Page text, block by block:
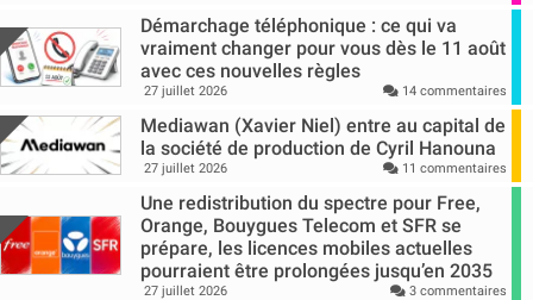
Démarchage téléphonique : ce qui va
vraiment changer pour vous dès le 11 août
avec ces nouvelles règles
27 juillet 2026 14 commentaires
Mediawan (Xavier Niel) entre au capital de
la société de production de Cyril Hanouna
27 juillet 2026 11 commentaires
Une redistribution du spectre pour Free,
Orange, Bouygues Telecom et SFR se
prépare, les licences mobiles actuelles
pourraient être prolongées jusqu’en 2035
27 juillet 2026 3 commentaires